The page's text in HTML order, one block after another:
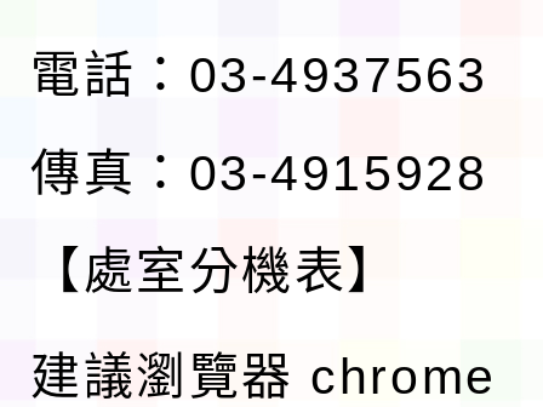
電話：03-4937563
傳真：03-4915928
【處室分機表】
建議瀏覽器 chrome